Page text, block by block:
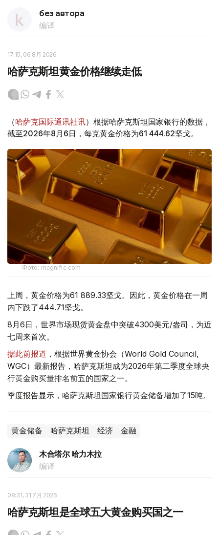
без автора
编译
17:15, 06 8月 2026
哈萨克斯坦黄金价格继续走低
（哈萨克国际通讯社讯）根据哈萨克斯坦国家银行的数据，
截至2026年8月6日，每克黄金价格为61 444.62坚戈。
Фото: magnific.com
上周，黄金价格为61 889.33坚戈。因此，黄金价格在一周
内下跌了444.71坚戈。
8月6日，世界市场现货黄金盘中突破4300美元/盎司，为近
七周来首次。
据此前报道 ，根据世界黄金协会（World Gold Council,
WGC）最新报告，哈萨克斯坦成为2026年第二季度全球央
行黄金购买量排名前五的国家之一。
季度报告显示，哈萨克斯坦国家银行黄金储备增加了15吨。
黄金储备 哈萨克斯坦 经济 金融
木合塔尔 哈力木拉
编译
08:31, 31 7月 2026
哈萨克斯坦是全球五大黄金购买国之一